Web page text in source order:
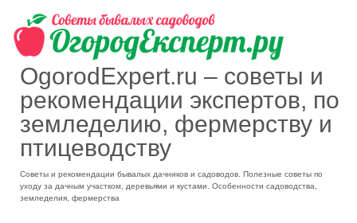
OgorodExpert.ru – cоветы и
рекомендации экспертов, по
земледелию, фермерству и
птицеводству
Советы и рекомендации бывалых дачников и садоводов. Полезные советы по
уходу за дачным участком, деревьями и кустами. Особенности садоводства,
земледелия, фермерства